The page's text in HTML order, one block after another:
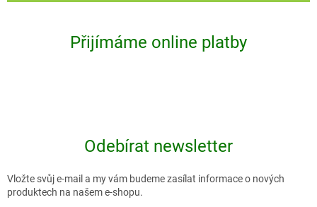
Přijímáme online platby
Odebírat newsletter
Vložte svůj e-mail a my vám budeme zasílat informace o nových
produktech na našem e-shopu.